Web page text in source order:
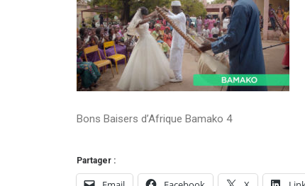
Bons Baisers d’Afrique Bamako 4
Partager :